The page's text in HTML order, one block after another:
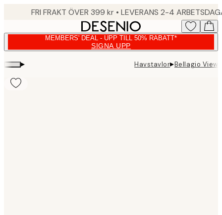
FRI FRAKT ÖVER 399 kr • LEVERANS 2-4
MEMBERS' DEAL - UPP TILL 50% RABATT*
SIGNA UPP
▸ Havstavlor▸Bellagio View